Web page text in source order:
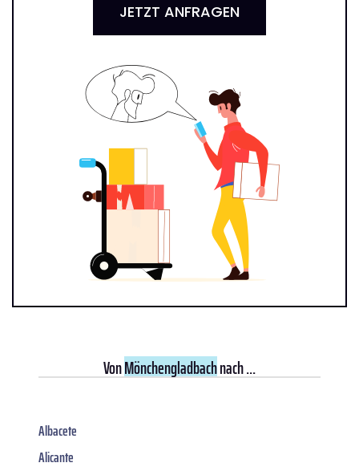
JETZT ANFRAGEN
VonMönchengladbachnach ...
Albacete
Alicante